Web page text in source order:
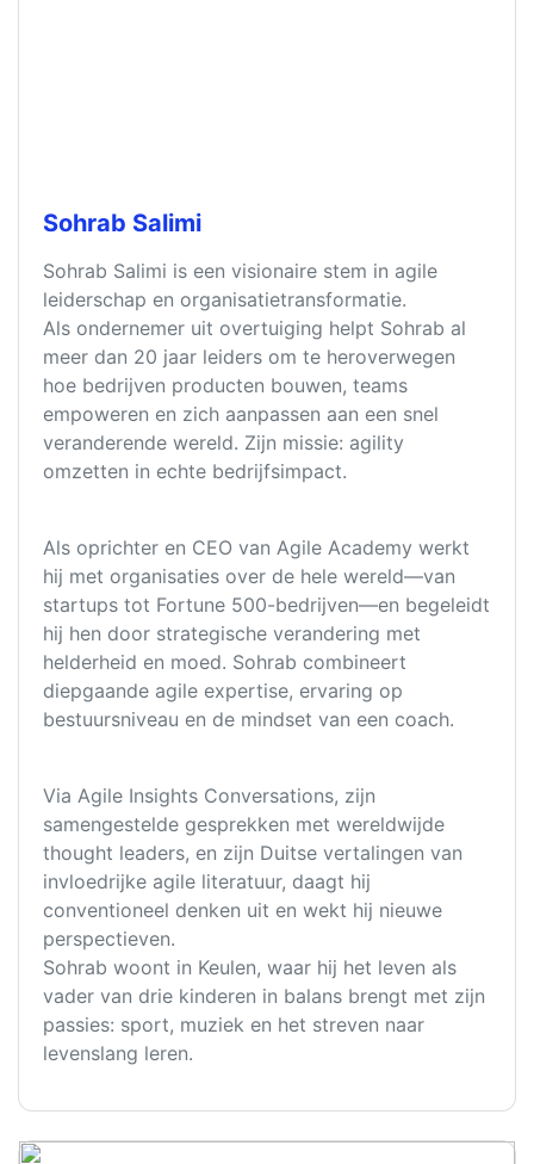
Sohrab Salimi
Sohrab Salimi is een visionaire stem in agile
leiderschap en organisatietransformatie.
Als ondernemer uit overtuiging helpt Sohrab al
meer dan 20 jaar leiders om te heroverwegen
hoe bedrijven producten bouwen, teams
empoweren en zich aanpassen aan een snel
veranderende wereld. Zijn missie: agility
omzetten in echte bedrijfsimpact.
Als oprichter en CEO van Agile Academy werkt
hij met organisaties over de hele wereld—van
startups tot Fortune 500-bedrijven—en begeleidt
hij hen door strategische verandering met
helderheid en moed. Sohrab combineert
diepgaande agile expertise, ervaring op
bestuursniveau en de mindset van een coach.
Via Agile Insights Conversations, zijn
samengestelde gesprekken met wereldwijde
thought leaders, en zijn Duitse vertalingen van
invloedrijke agile literatuur, daagt hij
conventioneel denken uit en wekt hij nieuwe
perspectieven.
Sohrab woont in Keulen, waar hij het leven als
vader van drie kinderen in balans brengt met zijn
passies: sport, muziek en het streven naar
levenslang leren.